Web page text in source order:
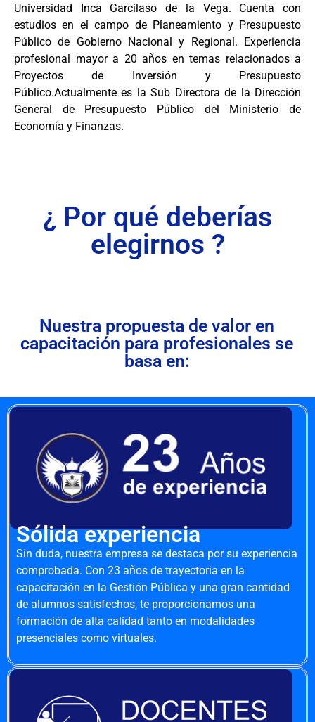
Universidad Inca Garcilaso de la Vega. Cuenta con
estudios en el campo de Planeamiento y Presupuesto
Público de Gobierno Nacional y Regional. Experiencia
profesional mayor a 20 años en temas relacionados a
Proyectos de Inversión y Presupuesto
Público.Actualmente es la Sub Directora de la Dirección
General de Presupuesto Público del Ministerio de
Economía y Finanzas.
¿ Por qué deberías
elegirnos ?
Nuestra propuesta de valor en
capacitación para profesionales se
basa en:
Sólida experiencia
Sin duda, nuestra empresa se destaca por su experiencia
comprobada. Con 23 años de trayectoria en la
capacitación en la Gestión Pública y una gran cantidad
de alumnos satisfechos, te proporcionamos una
formación de alta calidad tanto en modalidades
presenciales como virtuales.